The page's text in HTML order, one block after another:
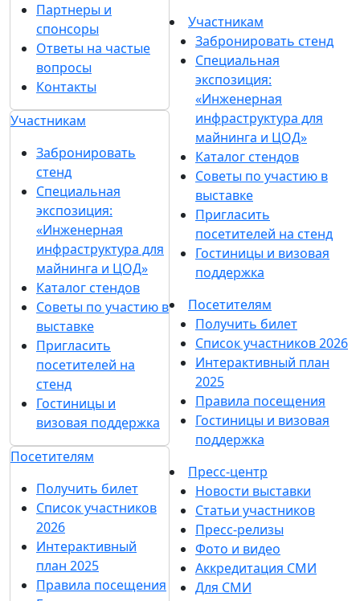
Партнеры и
спонсоры
Ответы на частые
вопросы
Контакты
Участникам
Забронировать
стенд
Специальная
экспозиция:
«Инженерная
инфраструктура для
майнинга и ЦОД»
Каталог стендов
Советы по участию в
выставке
Пригласить
посетителей на
стенд
Гостиницы и
визовая поддержка
Посетителям
Получить билет
Список участников
2026
Интерактивный
план 2025
Правила посещения
Участникам
Забронировать стенд
Специальная
экспозиция:
«Инженерная
инфраструктура для
майнинга и ЦОД»
Каталог стендов
Советы по участию в
выставке
Пригласить
посетителей на стенд
Гостиницы и визовая
поддержка
Посетителям
Получить билет
Список участников 2026
Интерактивный план
2025
Правила посещения
Гостиницы и визовая
поддержка
Пресс-центр
Новости выставки
Статьи участников
Пресс-релизы
Фото и видео
Аккредитация СМИ
Для СМИ